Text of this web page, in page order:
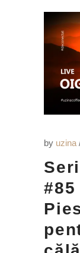
by uzina
#85